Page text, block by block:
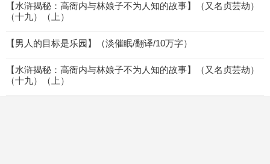
【水浒揭秘：高衙内与林娘子不为人知的故事】（又名贞芸劫）
（十九）（上）
【男人的目标是乐园】（淡催眠/翻译/10万字）
【水浒揭秘：高衙内与林娘子不为人知的故事】（又名贞芸劫）
（十九）（上）